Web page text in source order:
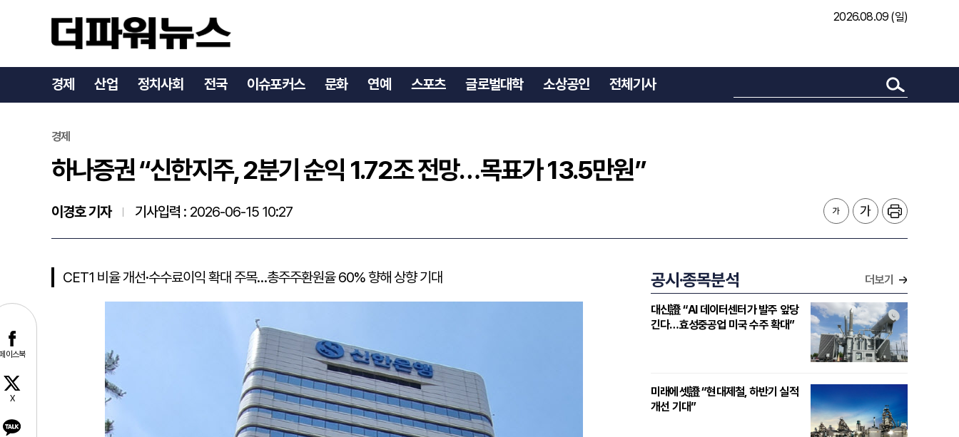
2026.08.09 (일)
경제 산업 정치사회 전국 이슈포커스 문화 연예 스포츠 글로벌대학 소상공인 전체기사
하나증권 “신한지주, 2분기 순익 1.72조 전망…목표가 13.5만원”
이스북
X
경제
하나증권 “신한지주, 2분기 순익 1.72조 전망…목표가 13.5만원”
이경호 기자 기사입력 : 2026-06-15 10:27
CET1 비율 개선·수수료이익 확대 주목…총주주환원율 60% 향해 상향 기대 공시·종목분석 더보기
대신證 “AI 데이터센터가 발주 앞당
긴다…효성중공업 미국 수주 확대”
미래에셋證 “현대제철, 하반기 실적
개선 기대”